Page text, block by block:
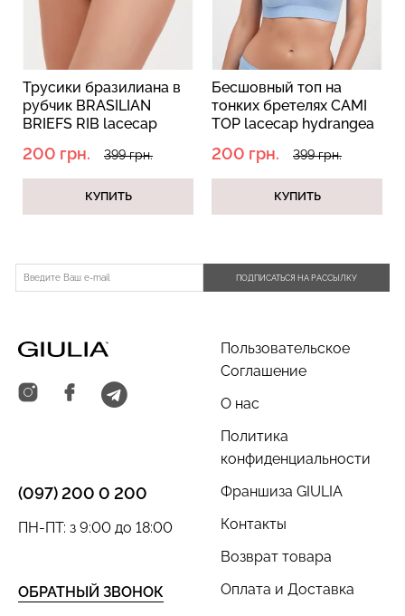
Трусики бразилиана в
рубчик BRASILIAN
BRIEFS RIB lacecap
200 грн. 399 грн.
КУПИТЬ
Бесшовный топ на
тонких бретелях CAMI
TOP lacecap hydrangea
200 грн. 399 грн.
КУПИТЬ
ПОДПИСАТЬСЯ НА РАССЫЛКУ
Пользовательское
Соглашение
О нас
Политика
конфиденциальности
Франшиза GIULIA
Контакты
Возврат товара
Оплата и Доставка
(097) 200 0 200
ОБРАТНЫЙ ЗВОНОК
ПН-ПТ: з 9:00 до 18:00